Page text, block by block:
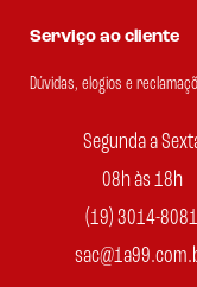
Serviço ao cliente
Dúvidas, elogios e
Segunda a
08h às 18h
(19) 3014-8081